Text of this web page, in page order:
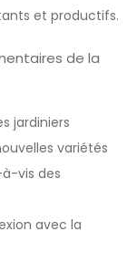
et productifs.
de la
jardiniers
variétés
vis des
avec la